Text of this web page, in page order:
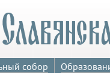
собор